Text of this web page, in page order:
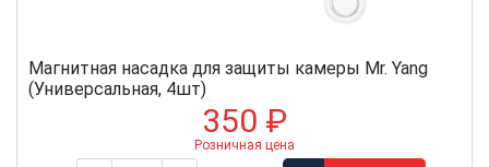
Магнитная насадка для защиты камеры Mr. Yang
(Универсальная, 4шт)
350 ₽
Розничная цена